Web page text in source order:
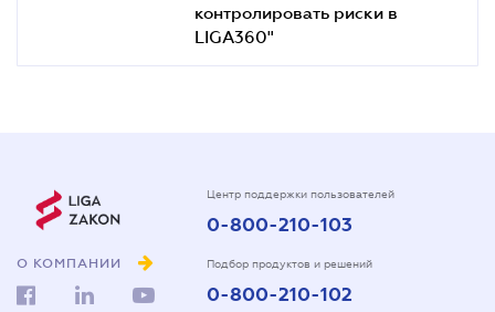
контролировать риски в
LIGA360"
О КОМПАНИИ
Центр поддержки пользователей
0-800-210-103
Подбор продуктов и решений
0-800-210-102